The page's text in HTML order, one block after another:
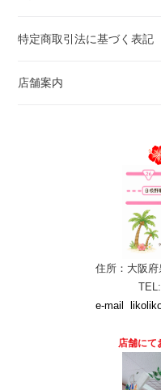
特定商取引法に基づく表記
店舗案内
住所：大阪
e-mail
店舗にて